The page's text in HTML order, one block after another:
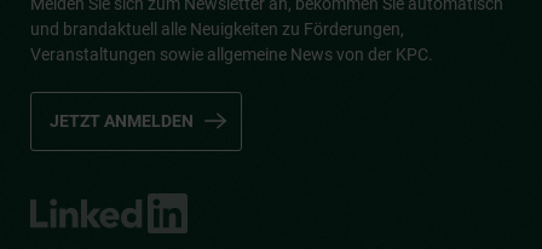
und brandaktuell alle Neuigkeiten zu Förderungen,
Veranstaltungen sowie allgemeine News von der KPC.
JETZT ANMELDEN